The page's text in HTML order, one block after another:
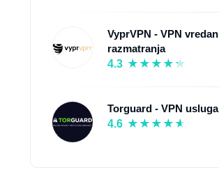
VyprVPN - VPN vredan
razmatranja
4.3
Torguard - VPN usluga
4.6